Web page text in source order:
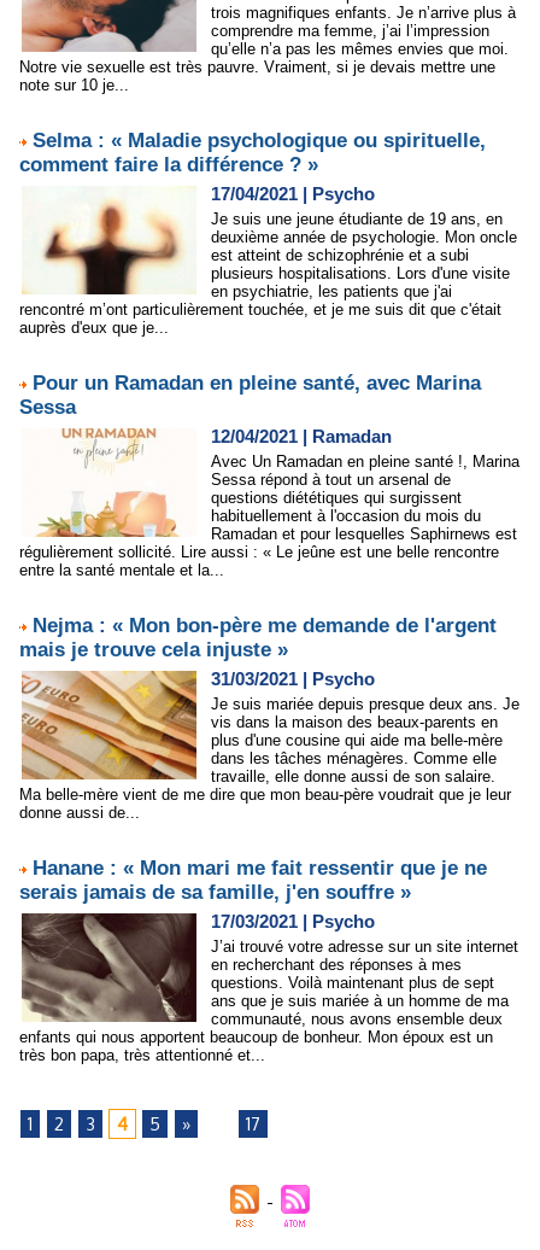
trois magnifiques enfants. Je n’arrive plus à
comprendre ma femme, j’ai l’impression
qu’elle n’a pas les mêmes envies que moi.
Notre vie sexuelle est très pauvre. Vraiment, si je devais mettre une
note sur 10 je...
Selma : « Maladie psychologique ou spirituelle,
comment faire la différence ? »
17/04/2021 | Psycho
Je suis une jeune étudiante de 19 ans, en
deuxième année de psychologie. Mon oncle
est atteint de schizophrénie et a subi
plusieurs hospitalisations. Lors d'une visite
en psychiatrie, les patients que j'ai
rencontré m’ont particulièrement touchée, et je me suis dit que c'était
auprès d'eux que je...
Pour un Ramadan en pleine santé, avec Marina
Sessa
12/04/2021 | Ramadan
Avec Un Ramadan en pleine santé !, Marina
Sessa répond à tout un arsenal de
questions diététiques qui surgissent
habituellement à l'occasion du mois du
Ramadan et pour lesquelles Saphirnews est
régulièrement sollicité. Lire aussi : « Le jeûne est une belle rencontre
entre la santé mentale et la...
Nejma : « Mon bon-père me demande de l'argent
mais je trouve cela injuste »
31/03/2021 | Psycho
Je suis mariée depuis presque deux ans. Je
vis dans la maison des beaux-parents en
plus d'une cousine qui aide ma belle-mère
dans les tâches ménagères. Comme elle
travaille, elle donne aussi de son salaire.
Ma belle-mère vient de me dire que mon beau-père voudrait que je leur
donne aussi de...
Hanane : « Mon mari me fait ressentir que je ne
serais jamais de sa famille, j'en souffre »
17/03/2021 | Psycho
J’ai trouvé votre adresse sur un site internet
en recherchant des réponses à mes
questions. Voilà maintenant plus de sept
ans que je suis mariée à un homme de ma
communauté, nous avons ensemble deux
enfants qui nous apportent beaucoup de bonheur. Mon époux est un
très bon papa, très attentionné et...
1 2 3 4 5 » 17